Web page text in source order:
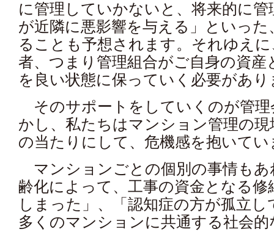
に管理していかないと、将来的に
が近隣に悪影響を与える」といった
ることも予想されます。それゆえ
者、つまり管理組合がご自身の資
を良い状態に保っていく必要があり
そのサポートをしていくのが管理
かし、私たちはマンション管理の
の当たりにして、危機感を抱いてい
マンションごとの個別の事情もあ
齢化によって、工事の資金となる修
しまった」、「認知症の方が孤立
多くのマンションに共通する社会